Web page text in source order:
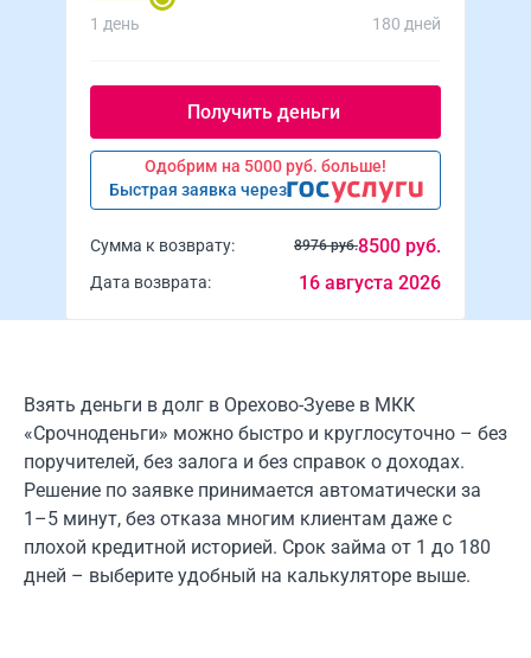
1 день 180 дней
Одобрим на 5000 руб. больше!
Быстрая заявка через
Сумма к возврату: 8500 руб.
8976 руб.
Дата возврата: 16 августа 2026
Взять деньги в долг в Орехово-Зуеве в МКК
«Срочноденьги» можно быстро и круглосуточно – без
поручителей, без залога и без справок о доходах.
Решение по заявке принимается автоматически за
1–5 минут, без отказа многим клиентам даже с
плохой кредитной историей. Срок займа от 1 до 180
дней – выберите удобный на калькуляторе выше.